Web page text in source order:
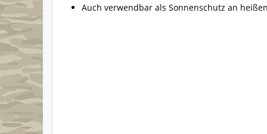
Auch verwendbar als Sonnenschutz an